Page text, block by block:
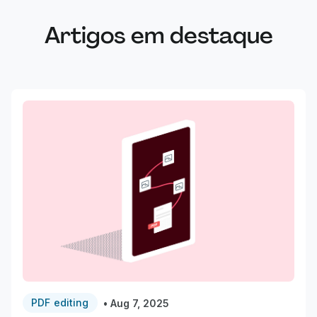
Artigos em destaque
PDF editing • Aug 7, 2025